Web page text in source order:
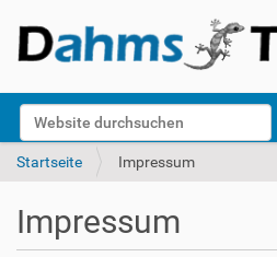
Website durchsuchen
k
Startseite Impressum
Impressum